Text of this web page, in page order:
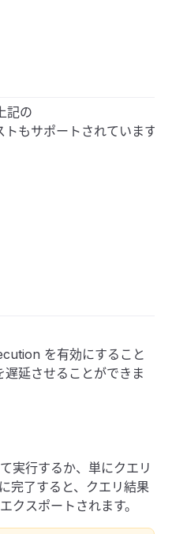
記の
もサポートされています
を有効にすること
延させることができま
実行するか、単にクエリ
完了すると、クエリ結果
クスポートされます。